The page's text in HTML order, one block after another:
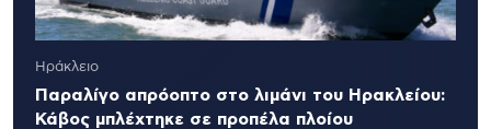
Ηράκλειο
Παραλίγο απρόοπτο στο λιμάνι του Ηρακλείου:
Κάβος μπλέχτηκε σε προπέλα πλοίου